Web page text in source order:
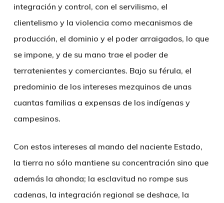
integración y control, con el servilismo, el
clientelismo y la violencia como mecanismos de
producción, el dominio y el poder arraigados, lo que
se impone, y de su mano trae el poder de
terratenientes y comerciantes. Bajo su férula, el
predominio de los intereses mezquinos de unas
cuantas familias a expensas de los indígenas y
campesinos.
Con estos intereses al mando del naciente Estado,
la tierra no sólo mantiene su concentración sino que
además la ahonda; la esclavitud no rompe sus
cadenas, la integración regional se deshace, la